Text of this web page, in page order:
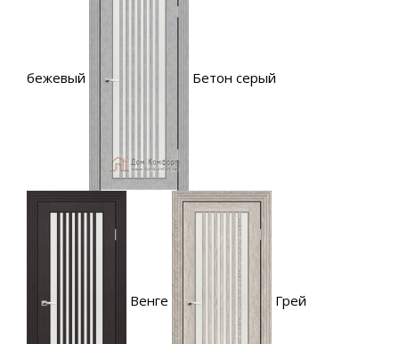
бежевый Бетон серый
Венге Грей